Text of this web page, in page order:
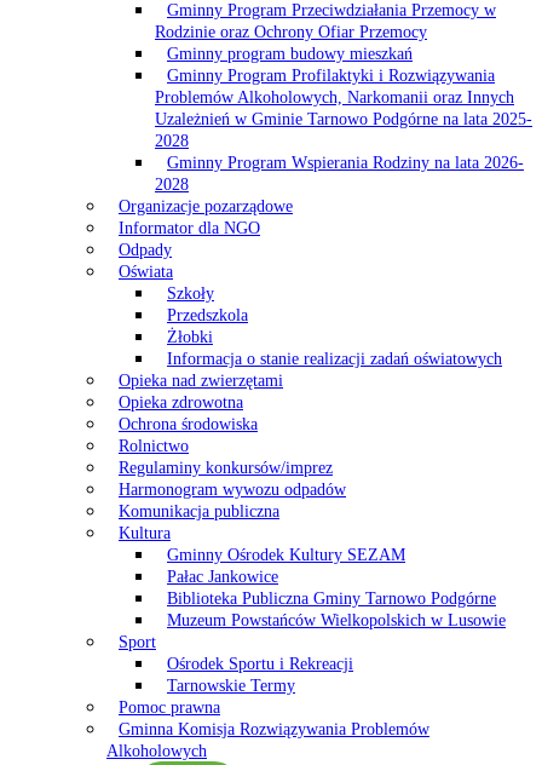
Gminny Program Przeciwdziałania Przemocy w
Rodzinie oraz Ochrony Ofiar Przemocy
Gminny program budowy mieszkań
Gminny Program Profilaktyki i Rozwiązywania
Problemów Alkoholowych, Narkomanii oraz Innych
Uzależnień w Gminie Tarnowo Podgórne na lata 2025-
2028
Gminny Program Wspierania Rodziny na lata 2026-
2028
Organizacje pozarządowe
Informator dla NGO
Odpady
Oświata
Szkoły
Przedszkola
Żłobki
Informacja o stanie realizacji zadań oświatowych
Opieka nad zwierzętami
Opieka zdrowotna
Ochrona środowiska
Rolnictwo
Regulaminy konkursów/imprez
Harmonogram wywozu odpadów
Komunikacja publiczna
Kultura
Gminny Ośrodek Kultury SEZAM
Pałac Jankowice
Biblioteka Publiczna Gminy Tarnowo Podgórne
Muzeum Powstańców Wielkopolskich w Lusowie
Sport
Ośrodek Sportu i Rekreacji
Tarnowskie Termy
Pomoc prawna
Gminna Komisja Rozwiązywania Problemów
Alkoholowych